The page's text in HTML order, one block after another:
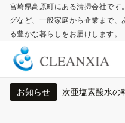
宮崎県高原町にある清掃会社です
グなど、一般家庭から企業まで
る豊かな暮らしをお届けします。
お知らせ 次亜塩素酸水の